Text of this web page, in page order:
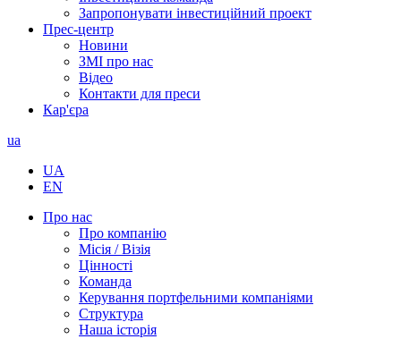
Запропонувати інвестиційний проект
Прес-центр
Новини
ЗМІ про нас
Відео
Контакти для преси
Кар'єра
ua
UA
EN
Про нас
Про компанію
Місія / Візія
Цінності
Команда
Керування портфельними компаніями
Структура
Наша історія